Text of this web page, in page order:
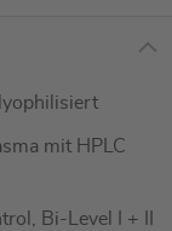
mit HPLC
Bi-Level I + II